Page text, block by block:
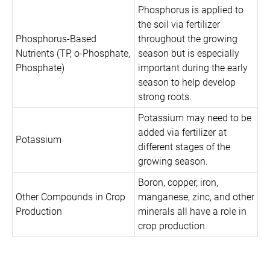
Phosphorus-Based
Nutrients (TP, o-Phosphate,
Phosphate)
Phosphorus is applied to
the soil via fertilizer
throughout the growing
season but is especially
important during the early
season to help develop
strong roots.
Potassium
Potassium may need to be
added via fertilizer at
different stages of the
growing season.
Other Compounds in Crop
Production
Boron, copper, iron,
manganese, zinc, and other
minerals all have a role in
crop production.